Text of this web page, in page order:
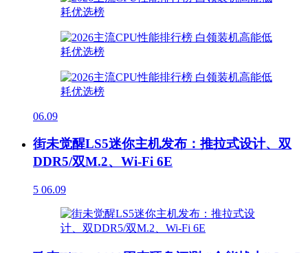
06.09
街未觉醒LS5迷你主机发布：推拉式设计、双
DDR5/双M.2、Wi-Fi 6E
5 06.09